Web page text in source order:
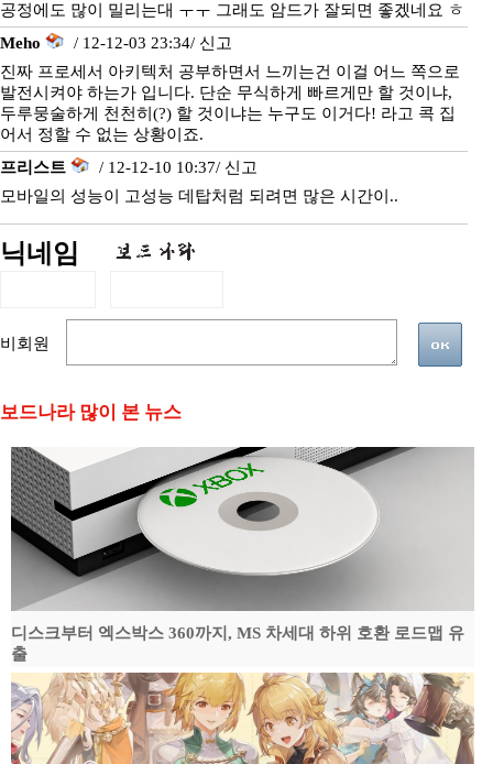
공정에도 많이 밀리는대 ㅜㅜ 그래도 암드가 잘되면 좋겠네요 ㅎ
Meho
/ 12-12-03 23:34/ 신고
진짜 프로세서 아키텍처 공부하면서 느끼는건 이걸 어느 쪽으로
발전시켜야 하는가 입니다. 단순 무식하게 빠르게만 할 것이냐,
두루뭉술하게 천천히(?) 할 것이냐는 누구도 이거다! 라고 콕 집
어서 정할 수 없는 상황이죠.
프리스트
/ 12-12-10 10:37/ 신고
모바일의 성능이 고성능 데탑처럼 되려면 많은 시간이..
닉네임
비회원
보드나라 많이 본 뉴스
디스크부터 엑스박스 360까지, MS 차세대 하위 호환 로드맵 유
출